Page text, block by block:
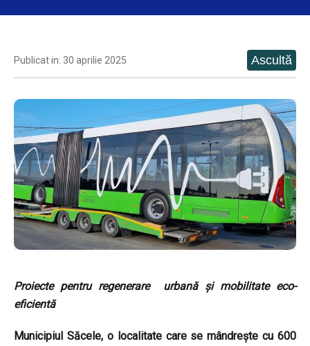
Publicat in: 30 aprilie 2025
Proiecte pentru regenerare urbană și mobilitate eco-
eficientă
Municipiul Săcele, o localitate care se mândrește cu 600